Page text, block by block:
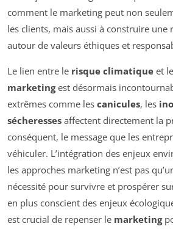
comment le marketing peut non
les clients, mais aussi à construire une
autour de valeurs éthiques et
Le lien entre le risque climatique et
marketingest désormais
extrêmes comme les canicules, les
sécheresses affectent directement la
conséquent, le message que les
véhiculer. L’intégration des enjeux
les approches marketing n’est pas
nécessité pour survivre et prospérer
en plus conscient des enjeux
est crucial de repenser le marketing